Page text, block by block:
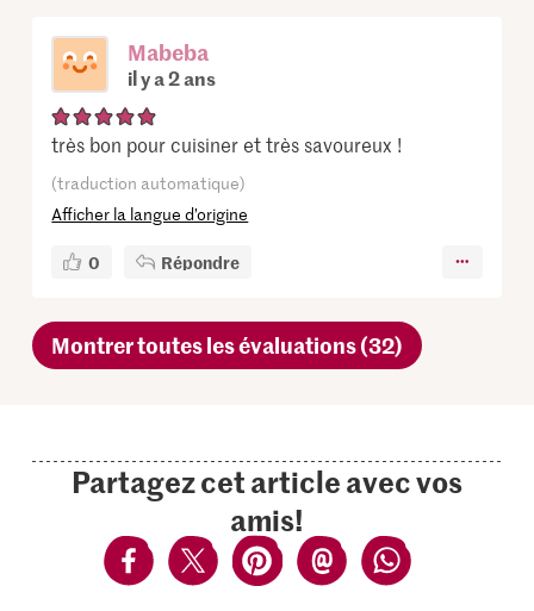
Mabeba
il y a 2 ans
très bon pour cuisiner et très savoureux !
(traduction automatique)
Afficher la langue d’origine
0 Répondre
Montrer toutes les évaluations (32)
Partagez cet article avec vos
amis!